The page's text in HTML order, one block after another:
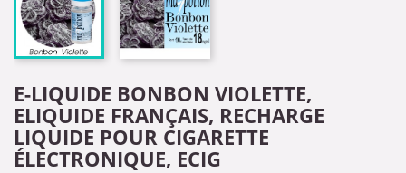
E-LIQUIDE BONBON VIOLETTE,
ELIQUIDE FRANÇAIS, RECHARGE
LIQUIDE POUR CIGARETTE
ÉLECTRONIQUE, ECIG